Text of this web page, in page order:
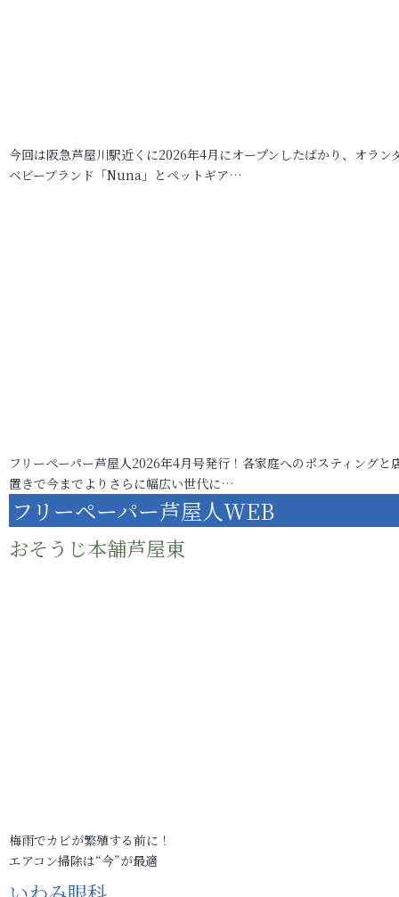
今回は阪急芦屋川駅近くに2026年4月にオープンしたばかり、オラン
ベビーブランド「Nuna」とペットギア…
フリーペーパー芦屋人2026年4月号発行！各家庭へのポスティングと
置きで今までよりさらに幅広い世代に…
フリーペーパー芦屋人WEB
おそうじ本舗芦屋東
梅雨でカビが繁殖する前に！
エアコン掃除は“今”が最適